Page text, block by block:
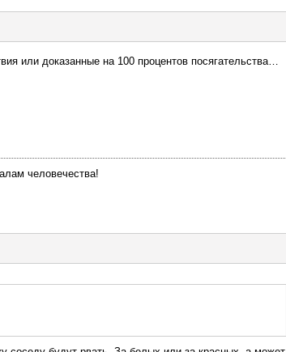
или доказанные на 100 процентов посягательства…
человечества!